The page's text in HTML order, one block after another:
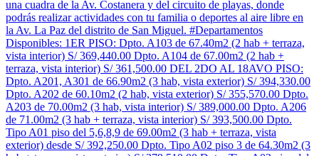
una cuadra de la Av. Costanera y del circuito de playas, donde
podrás realizar actividades con tu familia o deportes al aire libre en
la Av. La Paz del distrito de San Miguel. #Departamentos
Disponibles: 1ER PISO: Dpto. A103 de 67.40m2 (2 hab + terraza,
vista interior) S/ 369,440.00 Dpto. A104 de 67.00m2 (2 hab +
terraza, vista interior) S/ 361,500.00 DEL 2DO AL 18AVO PISO:
Dpto. A201, A301 de 66.90m2 (3 hab, vista exterior) S/ 394,330.00
Dpto. A202 de 60.10m2 (2 hab, vista exterior) S/ 355,570.00 Dpto.
A203 de 70.00m2 (3 hab, vista interior) S/ 389,000.00 Dpto. A206
de 71.00m2 (3 hab + terraza, vista interior) S/ 393,500.00 Dpto.
Tipo A01 piso del 5,6,8,9 de 69.00m2 (3 hab + terraza, vista
exterior) desde S/ 392,250.00 Dpto. Tipo A02 piso 3 de 64.30m2 (3